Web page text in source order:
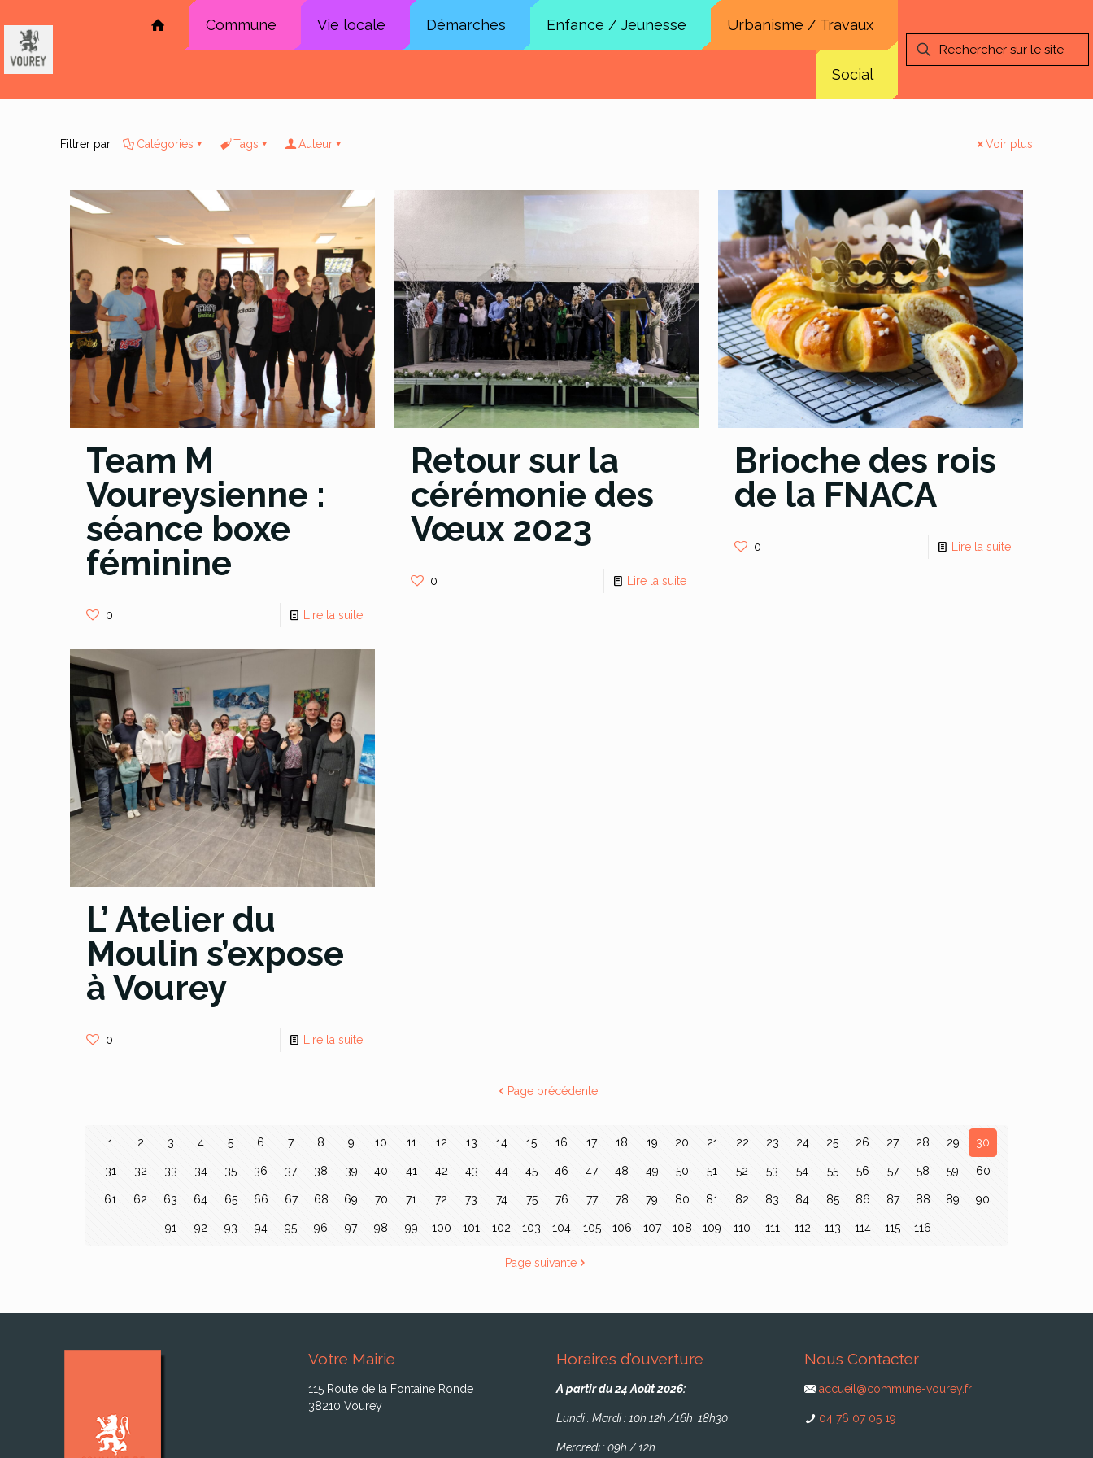
Commune Vie locale Démarches Enfance / Jeunesse Urbanisme / Travaux
Social
Filtrer par Catégories Tags Auteur Voir plus
Team M
Voureysienne :
séance boxe
féminine
0 Lire la suite
Retour sur la
cérémonie des
Vœux 2023
0 Lire la suite
Brioche des rois
de la FNACA
0 Lire la suite
L’ Atelier du
Moulin s’expose
à Vourey
0 Lire la suite
Page précédente
1 2 3 4 5 6 7 8 9 10 11 12 13 14 15 16 17 18 19 20 21 22 23 24 25 26 27 28 29 30
31 32 33 34 35 36 37 38 39 40 41 42 43 44 45 46 47 48 49 50 51 52 53 54 55 56 57 58 59 60
61 62 63 64 65 66 67 68 69 70 71 72 73 74 75 76 77 78 79 80 81 82 83 84 85 86 87 88 89 90
91 92 93 94 95 96 97 98 99 100 101 102 103 104 105 106 107 108 109 110 111 112 113 114 115 116
Page suivante
Votre Mairie
115 Route de la Fontaine Ronde
38210 Vourey
Horaires d’ouverture
A partir du 24 Août 2026:
Lundi . Mardi : 10h 12h /16h 18h30
Mercredi : 09h / 12h
Nous Contacter
accueil@commune-vourey.fr
04 76 07 05 19